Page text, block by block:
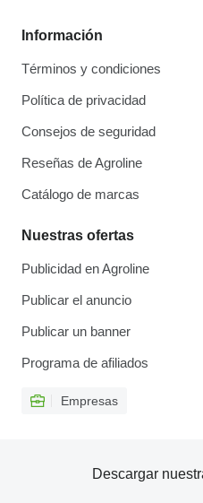
Información
Términos y condiciones
Política de privacidad
Consejos de seguridad
Reseñas de Agroline
Catálogo de marcas
Nuestras ofertas
Publicidad en Agroline
Publicar el anuncio
Publicar un banner
Programa de afiliados
Empresas
Descargar